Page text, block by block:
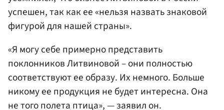
успешен, так как ее «нельзя назвать знаковой
фигурой для нашей страны».
«Я могу себе примерно представить
поклонников Литвиновой – они полностью
соответствуют ее образу. Их немного. Больше
никому ее продукция не будет интересна. Она
не того полета птица», — заявил он.